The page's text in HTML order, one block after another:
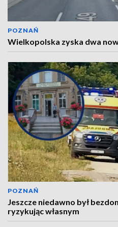
POZNAŃ
Wielkopolska zyska dwa
POZNAŃ
Jeszcze niedawno był
ryzykując własnym